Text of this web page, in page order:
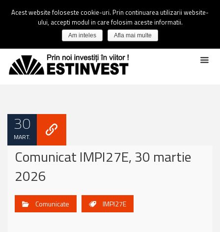
30
MART.
Comunicat IMPI27E, 30 martie
2026
Comunicate IMPI27E
Acest website foloseste cookie-uri. Prin continuarea utilizarii website-
ului, accepti modul in care folosim aceste informatii.
Am inteles Afla mai multe